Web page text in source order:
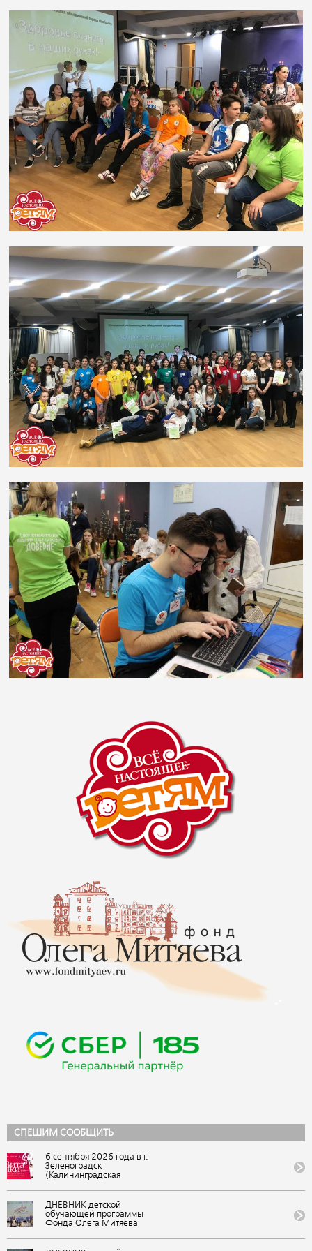
СПЕШИМ СООБЩИТЬ
6 сентября 2026 года в г.
Зеленоградск
(Калининградская
Всероссийский
фестиваль авторской
песни и поэзии
«ВитаЛики». Событие
представляет Фонд Олега
Митяева в рамках
«Марафона авторской
ДНЕВНИК детской
обучающей программы
Фонда Олега Митяева
фестивале авторской